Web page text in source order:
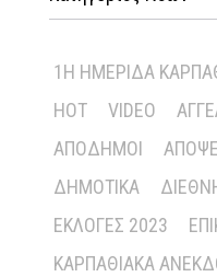
1Η ΗΜΕΡΊΔΑ
HOT
VIDEO
ΑΠΌΔΗΜΟΙ
ΔΗΜΟΤΙΚΆ
ΕΚΛΟΓΈΣ 2023
ΚΑΡΠΑΘΙΑΚΆ